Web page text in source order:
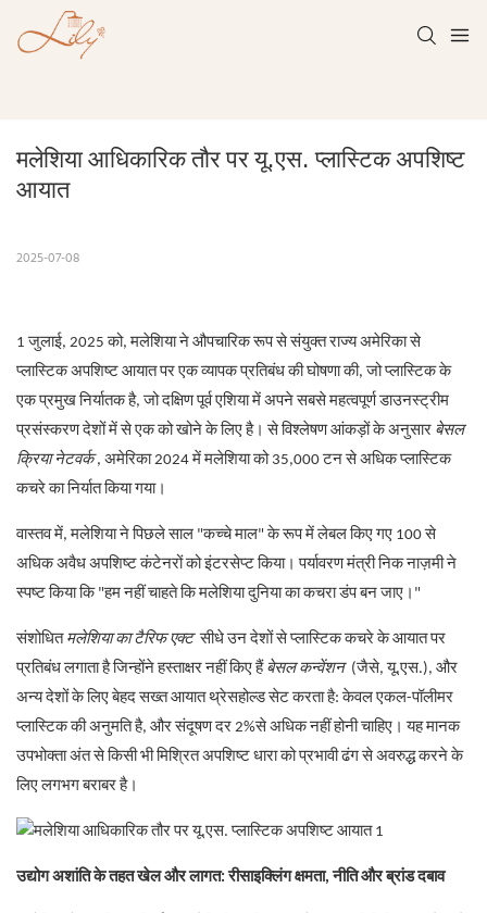
मलेशिया आधिकारिक तौर पर यू.एस. प्लास्टिक अपशिष्ट
आयात
2025-07-08
1 जुलाई, 2025 को, मलेशिया ने औपचारिक रूप से संयुक्त राज्य अमेरिका से
प्लास्टिक अपशिष्ट आयात पर एक व्यापक प्रतिबंध की घोषणा की, जो प्लास्टिक के
एक प्रमुख निर्यातक है, जो दक्षिण पूर्व एशिया में अपने सबसे महत्वपूर्ण डाउनस्ट्रीम
प्रसंस्करण देशों में से एक को खोने के लिए है। से विश्लेषण आंकड़ों के अनुसार बेसल
क्रिया नेटवर्क, अमेरिका 2024 में मलेशिया को 35,000 टन से अधिक प्लास्टिक
कचरे का निर्यात किया गया।
वास्तव में, मलेशिया ने पिछले साल "कच्चे माल" के रूप में लेबल किए गए 100 से
अधिक अवैध अपशिष्ट कंटेनरों को इंटरसेप्ट किया। पर्यावरण मंत्री निक नाज़मी ने
स्पष्ट किया कि "हम नहीं चाहते कि मलेशिया दुनिया का कचरा डंप बन जाए।"
संशोधित मलेशिया का टैरिफ एक्ट सीधे उन देशों से प्लास्टिक कचरे के आयात पर
प्रतिबंध लगाता है जिन्होंने हस्ताक्षर नहीं किए हैं बेसल कन्वेंशन (जैसे, यू.एस.), और
अन्य देशों के लिए बेहद सख्त आयात थ्रेसहोल्ड सेट करता है: केवल एकल-पॉलीमर
प्लास्टिक की अनुमति है, और संदूषण दर 2%से अधिक नहीं होनी चाहिए। यह मानक
उपभोक्ता अंत से किसी भी मिश्रित अपशिष्ट धारा को प्रभावी ढंग से अवरुद्ध करने के
लिए लगभग बराबर है।
उद्योग अशांति के तहत खेल और लागत: रीसाइक्लिंग क्षमता, नीति और ब्रांड दबाव